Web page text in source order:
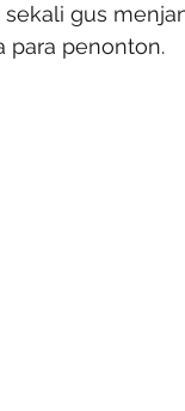
gus
para penonton.